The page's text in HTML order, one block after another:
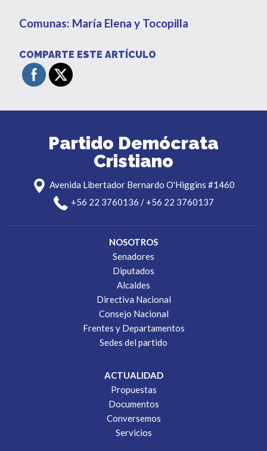
Comunas: María Elena y Tocopilla
COMPARTE ESTE ARTÍCULO
Partido Demócrata
Cristiano
Avenida Libertador Bernardo O'Higgins #1460
+56 22 3760136 / +56 22 3760137
NOSOTROS
Senadores
Diputados
Alcaldes
Directiva Nacional
Consejo Nacional
Frentes y Departamentos
Sedes del partido
ACTUALIDAD
Propuestas
Documentos
Conversemos
Servicios